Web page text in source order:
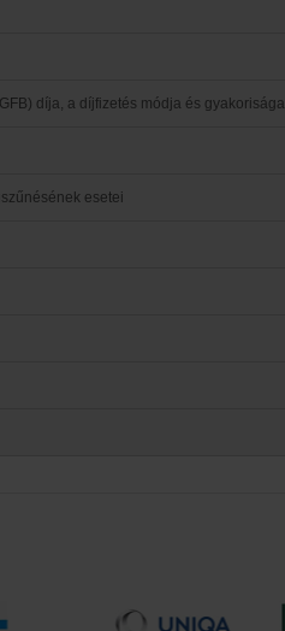
díja, a díjfizetés módja és gyakorisága
esetei